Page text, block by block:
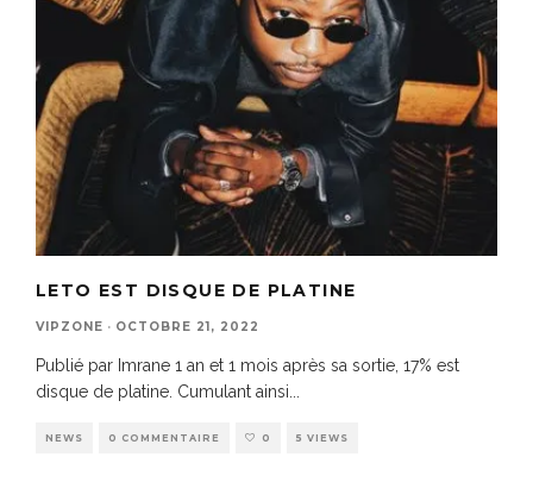
LETO EST DISQUE DE PLATINE
VIPZONE · OCTOBRE 21, 2022
Publié par Imrane 1 an et 1 mois après sa sortie, 17% est
disque de platine. Cumulant ainsi...
NEWS 0 COMMENTAIRE 0 5 VIEWS